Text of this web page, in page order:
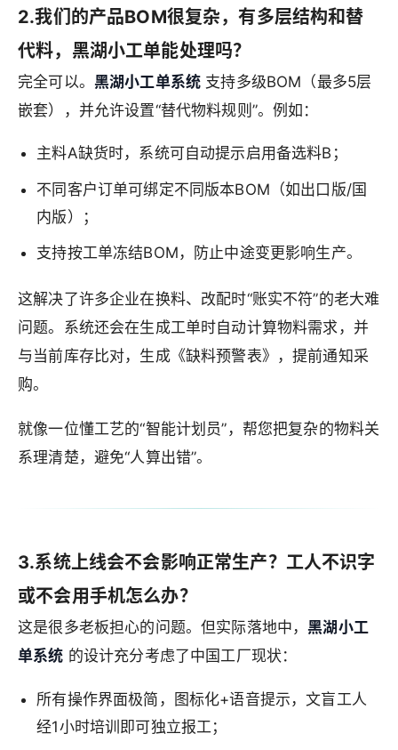
2.我们的产品BOM很复杂，有多层结构和替
代料，黑湖小工单能处理吗？
完全可以。 黑湖小工单系统 支持多级BOM（最多5层
嵌套），并允许设置“替代物料规则”。例如：
主料A缺货时，系统可自动提示启用备选料B；
不同客户订单可绑定不同版本BOM（如出口版/国
内版）；
支持按工单冻结BOM，防止中途变更影响生产。
这解决了许多企业在换料、改配时“账实不符”的老大难
问题。系统还会在生成工单时自动计算物料需求，并
与当前库存比对，生成《缺料预警表》，提前通知采
购。
就像一位懂工艺的“智能计划员”，帮您把复杂的物料关
系理清楚，避免“人算出错”。
3.系统上线会不会影响正常生产？工人不识字
或不会用手机怎么办？
这是很多老板担心的问题。但实际落地中，黑湖小工
单系统 的设计充分考虑了中国工厂现状：
所有操作界面极简，图标化+语音提示，文盲工人
经1小时培训即可独立报工；